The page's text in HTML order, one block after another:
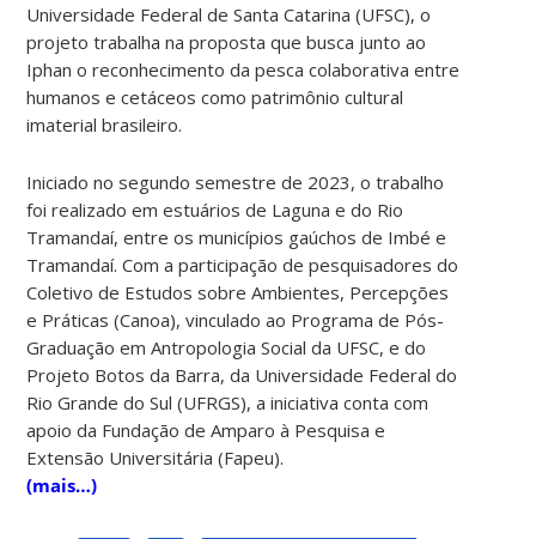
Universidade Federal de Santa Catarina (UFSC), o
projeto trabalha na proposta que busca junto ao
Iphan o reconhecimento da pesca colaborativa entre
humanos e cetáceos como patrimônio cultural
imaterial brasileiro.
Iniciado no segundo semestre de 2023, o trabalho
foi realizado em estuários de Laguna e do Rio
Tramandaí, entre os municípios gaúchos de Imbé e
Tramandaí. Com a participação de pesquisadores do
Coletivo de Estudos sobre Ambientes, Percepções
e Práticas (Canoa), vinculado ao Programa de Pós-
Graduação em Antropologia Social da UFSC, e do
Projeto Botos da Barra, da Universidade Federal do
Rio Grande do Sul (UFRGS), a iniciativa conta com
apoio da Fundação de Amparo à Pesquisa e
Extensão Universitária (Fapeu).
(mais…)